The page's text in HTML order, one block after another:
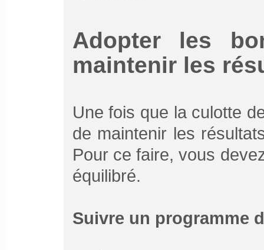
Adopter les
maintenir les
Une fois que la culotte
de maintenir les
Pour ce faire, vous
équilibré.
Suivre un programme